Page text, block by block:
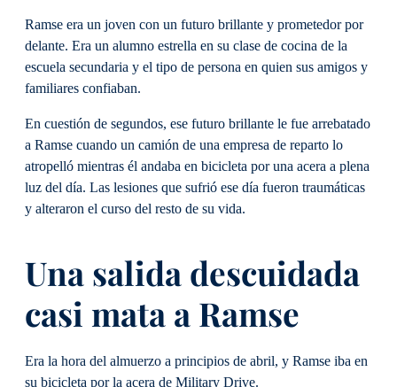
Ramse era un joven con un futuro brillante y prometedor por
delante. Era un alumno estrella en su clase de cocina de la
escuela secundaria y el tipo de persona en quien sus amigos y
familiares confiaban.
En cuestión de segundos, ese futuro brillante le fue arrebatado
a Ramse cuando un camión de una empresa de reparto lo
atropelló mientras él andaba en bicicleta por una acera a plena
luz del día. Las lesiones que sufrió ese día fueron traumáticas
y alteraron el curso del resto de su vida.
Una salida descuidada
casi mata a Ramse
Era la hora del almuerzo a principios de abril, y Ramse iba en
su bicicleta por la acera de Military Drive.